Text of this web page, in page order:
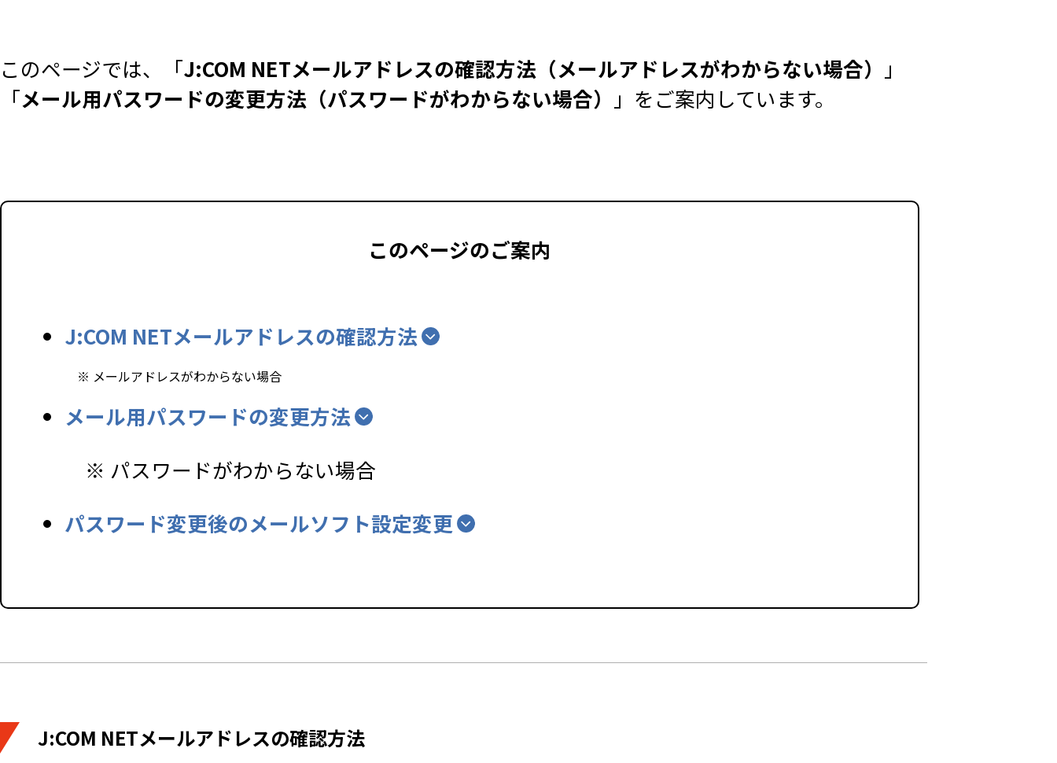
このページでは、「J:COM NETメールアドレスの確認方法（メールアドレスがわからない場合）
」
「メール用パスワードの変更方法（パスワードがわからない場合） 」をご案内しています。
このページのご案内
J:COM NETメールアドレスの確認方法
※ メールアドレスがわからない場合
メール用パスワードの変更方法
※ パスワードがわからない場合
パスワード変更後のメールソフト設定変更
J:COM NETメールアドレスの確認方法